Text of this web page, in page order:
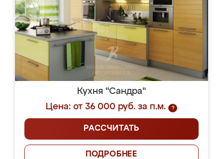
Кухня "Сандра"
Цена: от 36 000 руб. за п.м.
?
РАССЧИТАТЬ
ПОДРОБНЕЕ